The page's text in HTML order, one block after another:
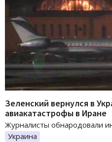
Зеленский вернулся в
авиакатастрофы в Иране
Журналисты обнародовали
Украина